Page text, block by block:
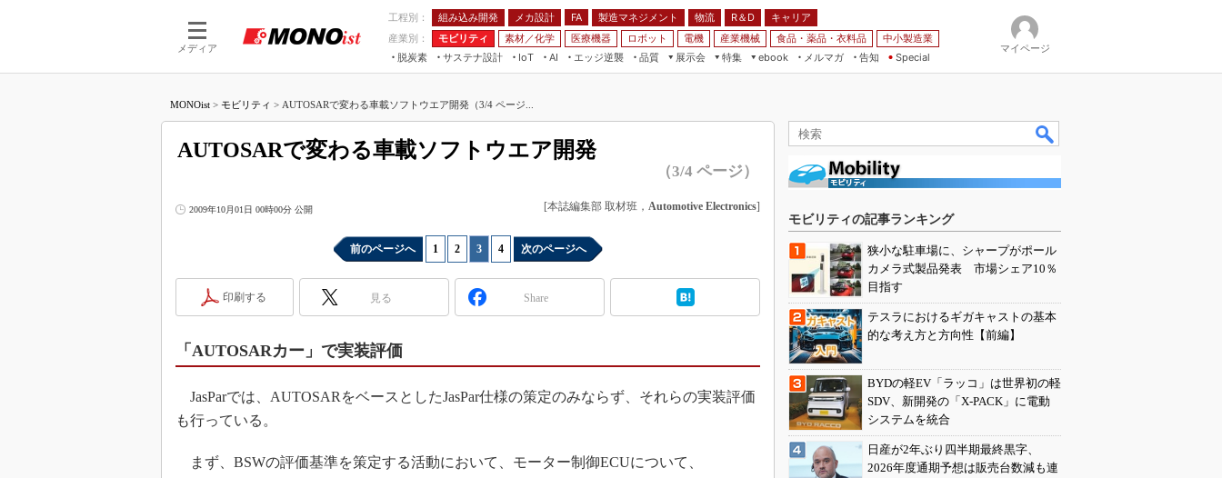
メディア
工程別： 組み込み開発 メカ設計 FA 製造マネジメント 物流 R＆D
キャリア
産業別：
モビリティ 素材／化学 医療機器 ロボット 電機 産業機械 食品・薬品・衣料品
中小製造業
脱炭素
サステナ設計
IoT
つながる工場
AI
AI×設備保全
エッジ逆襲 品質
展示会
JIMTOF
展＆IoT/5Gソリューション展
国際ロボット展
TECHNO-FRONTIER
スマート工場EXPO
日本ものづくりワールド
AUTOMOTIVE WORLD
特集
VR／AR
組み込み画像技術
Windows Embedded
S＆OP
ebook
FA
メルマガ
告知 Special
マイページ
MONOist > モビリティ > AUTOSARで変わる車載ソフトウエア開発（3/4 ページ...
AUTOSARで変わる車載ソフトウエア開発
（3/4 ページ）
2009年10月01日 00時00分 公開 [本誌編集部 取材班， Automotive Electronics]
前のページへ 1 2 3 4 次のページへ
印刷する 見る Share
「AUTOSARカー」で実装評価
JasParでは、AUTOSARをベースとしたJasPar仕様の策定のみならず、それらの実装評価
も行っている。
まず、BSWの評価基準を策定する活動において、モーター制御ECUについて、
モビリティの記事ランキング
狭小な駐車場に、シャープがポール
カメラ式製品発表 市場シェア10％
目指す
テスラにおけるギガキャストの基本
的な考え方と方向性【前編】
BYDの軽EV「ラッコ」は世界初の軽
SDV、新開発の「X-PACK」に電動
システムを統合
日産が2年ぶり四半期最終黒字、
2026年度通期予想は販売台数減も連